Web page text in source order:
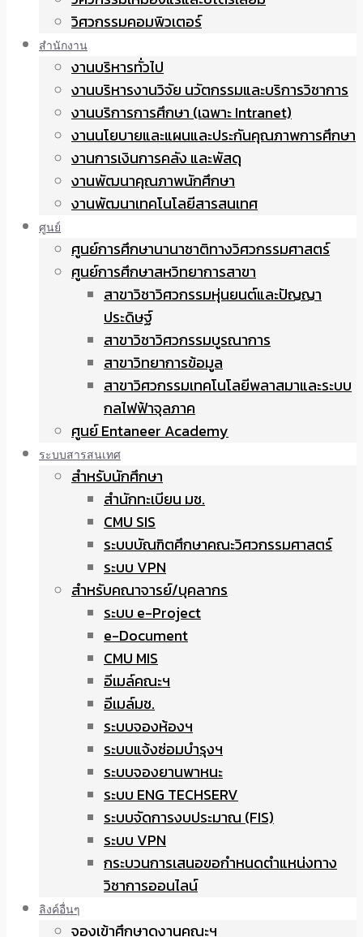
วิศวกรรมคอมพิวเตอร์
สำนักงาน
งานบริหารทั่วไป
งานบริหารงานวิจัย นวัตกรรมและบริการวิชาการ
งานบริการการศึกษา (เฉพาะ Intranet)
งานนโยบายและแผนและประกันคุณภาพการศึกษา
งานการเงินการคลัง และพัสดุ
งานพัฒนาคุณภาพนักศึกษา
งานพัฒนาเทคโนโลยีสารสนเทศ
ศูนย์
ศูนย์การศึกษานานาชาติทางวิศวกรรมศาสตร์
ศูนย์การศึกษาสหวิทยาการสาขา
สาขาวิชาวิศวกรรมหุ่นยนต์และปัญญา
ประดิษฐ์
สาขาวิชาวิศวกรรมบูรณาการ
สาขาวิทยาการข้อมูล
สาขาวิศวกรรมเทคโนโลยีพลาสมาและระบบ
กลไฟฟ้าจุลภาค
ศูนย์ Entaneer Academy
ระบบสารสนเทศ
สำหรับนักศึกษา
สำนักทะเบียน มช.
CMU SIS
ระบบบัณฑิตศึกษาคณะวิศวกรรมศาสตร์
ระบบ VPN
สำหรับคณาจารย์/บุคลากร
ระบบ e-Project
e-Document
CMU MIS
อีเมล์คณะฯ
อีเมล์มช.
ระบบจองห้องฯ
ระบบแจ้งซ่อมบำรุงฯ
ระบบจองยานพาหนะ
ระบบ ENG TECHSERV
ระบบจัดการงบประมาณ (FIS)
ระบบ VPN
กระบวนการเสนอขอกำหนดตำแหน่งทาง
วิชาการออนไลน์
ลิงค์อื่นๆ
จองเข้าศึกษาดูงานคณะฯ